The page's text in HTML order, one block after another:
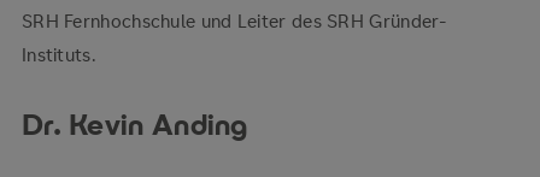
SRH Fernhochschule und Leiter des SRH Gründer-
Instituts.
Dr. Kevin Anding